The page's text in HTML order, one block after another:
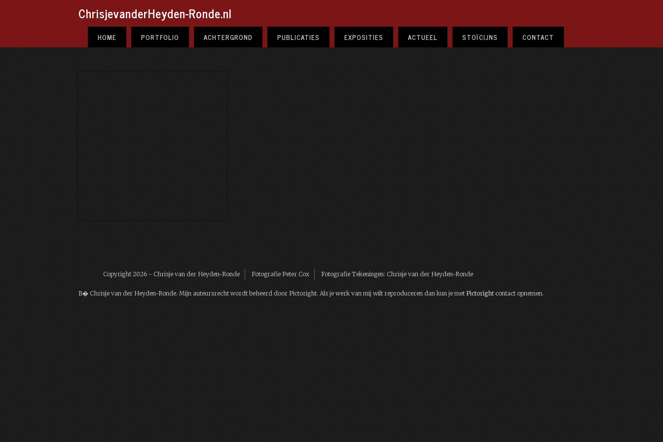
ChrisjevanderHeyden-Ronde.nl
HOME PORTFOLIO ACHTERGROND PUBLICATIES EXPOSITIES ACTUEEL STOÏCIJNS CONTACT
Koken is een Kunst
Copyright 2026 - Chrisje van der Heyden-Ronde Fotografie Peter Cox Fotografie Tekeningen: Chrisje van der Heyden-Ronde
В� Chrisje van der Heyden-Ronde. Mijn auteursrecht wordt beheerd door Pictoright. Als je werk van mij wilt reproduceren dan kun je met Pictorightcontact opnemen.